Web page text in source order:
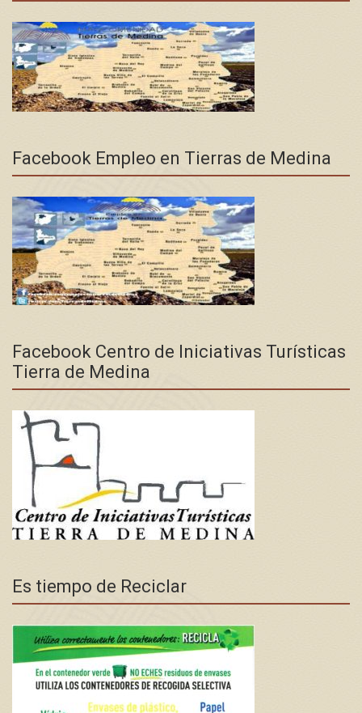
Facebook Empleo en Tierras de Medina
Facebook Centro de Iniciativas Turísticas
Tierra de Medina
Es tiempo de Reciclar